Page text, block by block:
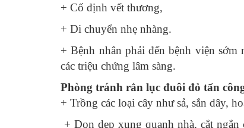
+ Cố định vết thương,
+ Di chuyển nhẹ nhàng.
+ Bệnh nhân phải đến bệnh viện
các triệu chứng lâm sàng.
Phòng tránh rắn lục đuôi đỏ tấn
+ Trồng các loại cây như sả, sắn dây,
+ Dọn dẹp xung quanh nhà, cắt